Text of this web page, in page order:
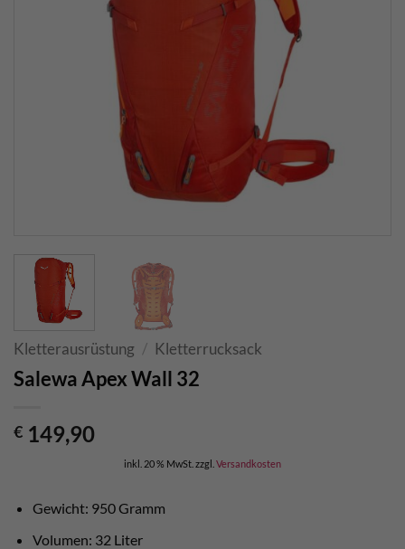
Kletterausrüstung / Kletterrucksack
Salewa Apex Wall 32
€ 149,90
inkl. 20 % MwSt. zzgl. Versandkosten
Gewicht: 950 Gramm
Volumen: 32 Liter